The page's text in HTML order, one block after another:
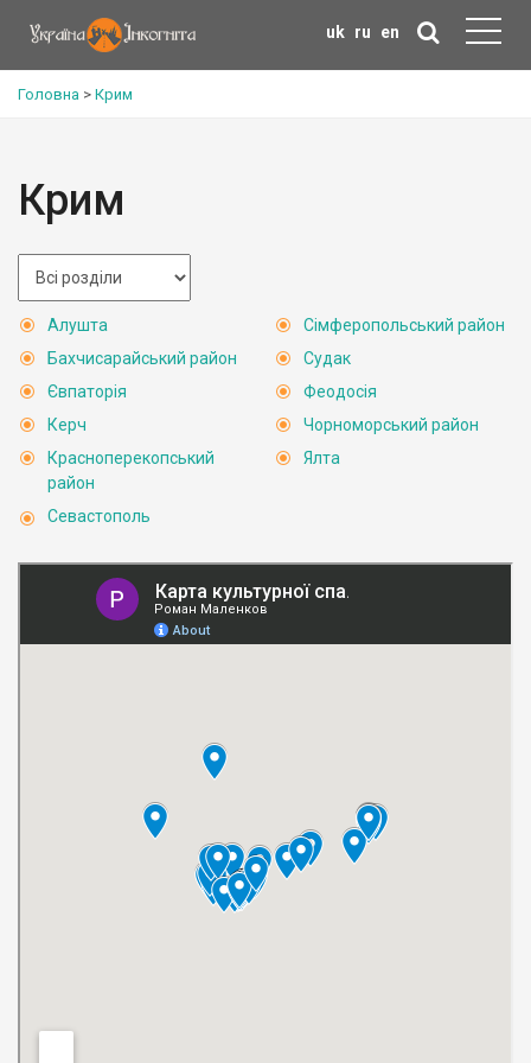
uk ru en
Головна > Крим
Крим
Алушта
Бахчисарайський район
Євпаторія
Керч
Красноперекопський
район
Севастополь
Сімферопольський район
Судак
Феодосія
Чорноморський район
Ялта